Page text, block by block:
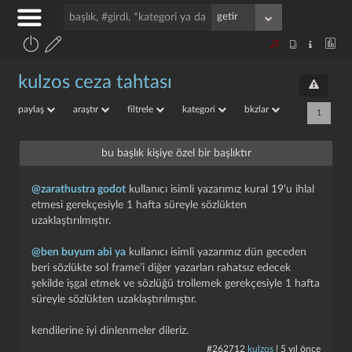
kulzos ceza tahtası
paylaş araştır filtrele kategori bkzlar 1
bu başlık kişiye özel bir başlıktır
@zarathustra godot kullanıcı isimli yazarımız kural 19’u ihlal
etmesi gerekçesiyle 1 hafta süreyle sözlükten
uzaklaştırılmıştır.
@ben buyum abi ya kullanıcı isimli yazarımız dün geceden
beri sözlükte sol frame’i diğer yazarları rahatsız edecek
şekilde işgal etmek ve sözlüğü trollemek gerekçesiyle 1 hafta
süreyle sözlükten uzaklaştırılmıştır.
kendilerine iyi dinlenmeler dileriz.
#262712 kulzos 5 yıl önce